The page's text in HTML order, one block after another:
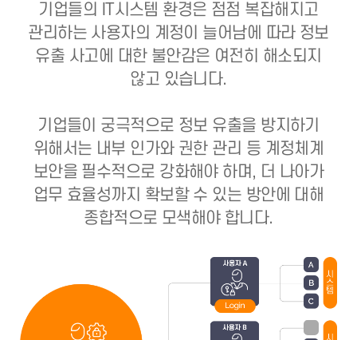
기업들의 IT시스템 환경은 점점 복잡해지고
관리하는 사용자의 계정이 늘어남에 따라정보
유출 사고에 대한 불안감은 여전히 해소되지
않고 있습니다.
기업들이 궁극적으로 정보 유출을 방지하기
위해서는 내부 인가와 권한 관리 등 계정체계
보안을 필수적으로 강화해야 하며, 더 나아가
업무 효율성까지 확보할 수 있는 방안에 대해
종합적으로 모색해야 합니다.